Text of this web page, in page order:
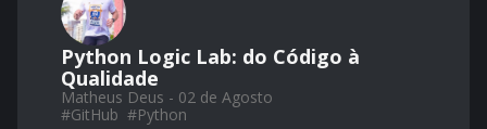
Python Logic Lab: do Código à
Qualidade
Matheus Deus - 02 de Agosto
#GitHub #Python